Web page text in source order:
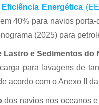
Energética
40% para navios
(2025) para
e Sedimentos do
para lavagens de
acordo com o Anexo II
dos navios nos oceanos